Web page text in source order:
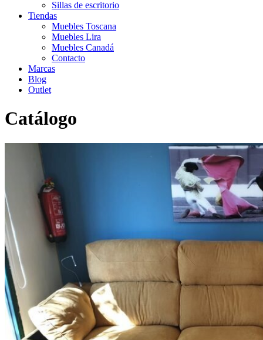
Sillas de escritorio
Tiendas
Muebles Toscana
Muebles Lira
Muebles Canadá
Contacto
Marcas
Blog
Outlet
Catálogo
Catálogo